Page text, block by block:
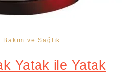
Bakım ve Sağlık
Yatak ile Yatak